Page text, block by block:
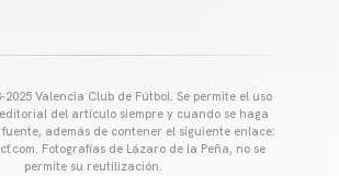
2025 Valencia Club de Fútbol. Se permite el uso
del artículo siempre y cuando se haga
además de contener el siguiente enlace:
Fotografías de Lázaro de la Peña, no se
permite su reutilización.